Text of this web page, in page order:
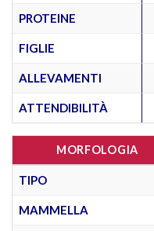
PROTEINE
FIGLIE
ALLEVAMENTI
ATTENDIBILITÀ
MORFOLOGIA
TIPO
MAMMELLA